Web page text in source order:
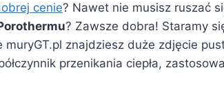
cenie? Nawet nie musisz ruszać
? Zawsze dobra! Staramy
znajdziesz duże zdjęcie
przenikania ciepła,